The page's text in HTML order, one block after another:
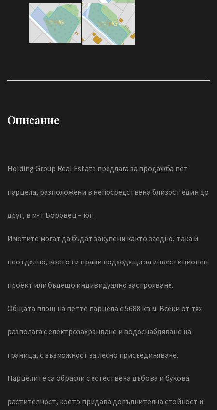
Описание
Holding Group Real Estate предлага за продажба пет
парцела, разположени в непосредствена близост един до
друг, в м-т Боровец – юг.
Имотите могат да бъдат закупени както заедно, така и
поотделно, което ги прави подходящи за инвестиционен
проект или бъдещо индивидуално застрояване.
Общата площ на петте парцела е 5688 кв.м. Всеки от тях
разполага с електрозахранване и водоснабдяване на
граница, с възможност за лесно присъединяване.
Парцелите са обрасли с естествена дъбова и букова
растителност, което придава допълнителна стойност и